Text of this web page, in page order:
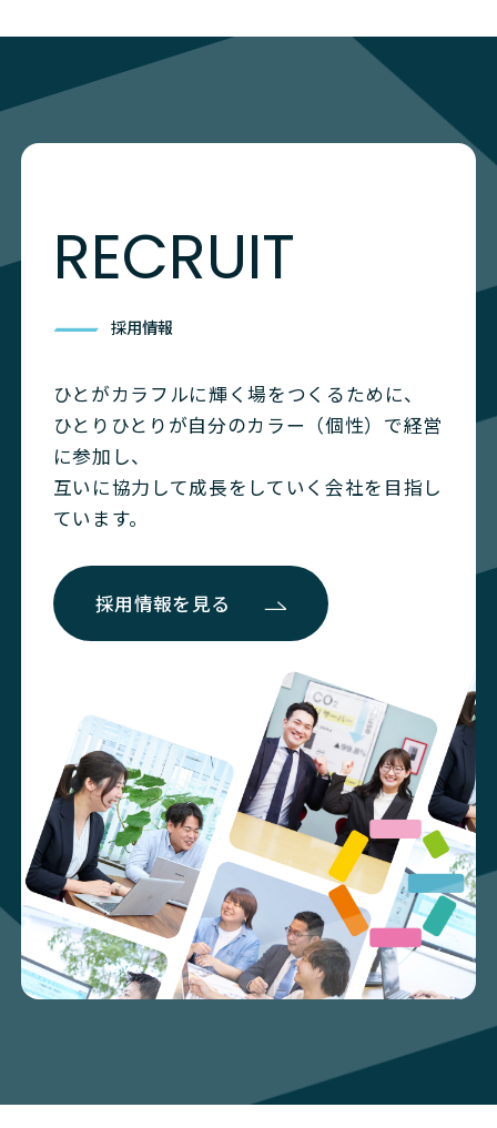
RECRUIT
採用情報
ひとがカラフルに輝く場をつくるために、
ひとりひとりが自分のカラー（個性）で経営
に参加し、
互いに協力して成長をしていく会社を目指し
ています。
採用情報を見る